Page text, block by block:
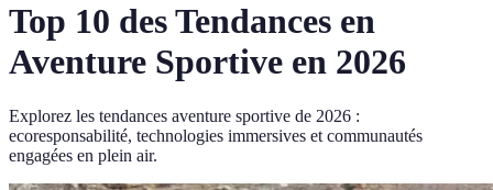
Top 10 des Tendances en
Aventure Sportive en 2026
Explorez les tendances aventure sportive de 2026 :
ecoresponsabilité, technologies immersives et communautés
engagées en plein air.